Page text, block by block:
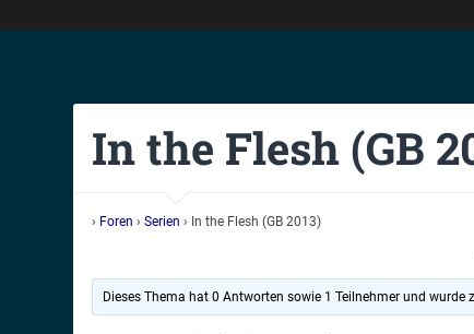
In the Flesh (GB
› Foren › Serien › In the Flesh (GB 2013)
Dieses Thema hat 0 Antworten sowie 1 Teilnehmer und wurde